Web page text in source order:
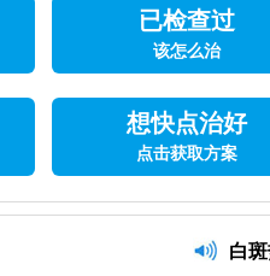
已检查过
该怎么治
想快点治好
点击获取方案
白